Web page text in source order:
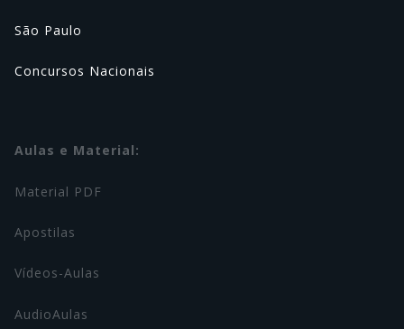
São Paulo
Concursos Nacionais
Aulas e Material:
Material PDF
Apostilas
Vídeos-Aulas
AudioAulas